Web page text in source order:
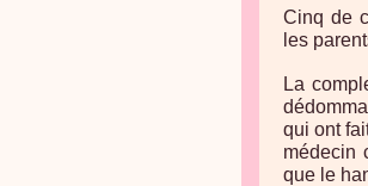
Cinq de
les
La
qui ont
médecin
que le